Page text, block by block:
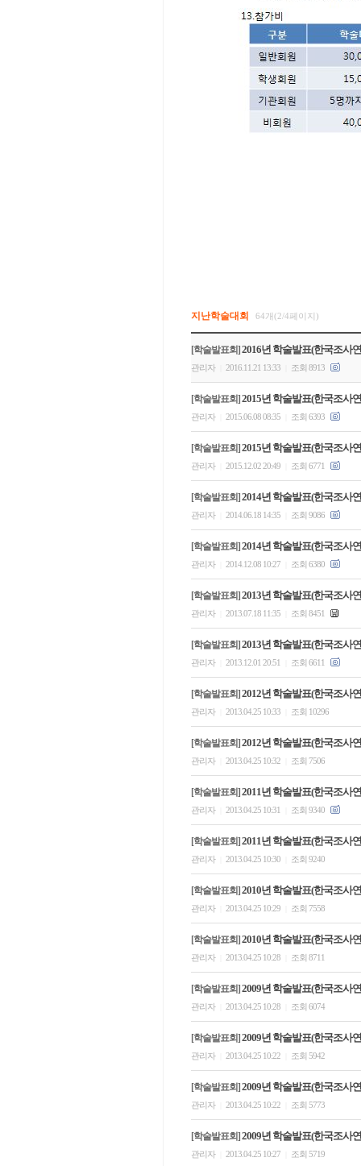
지난학술대회 64개(2/4페이지)
[학술발표회] 2016년 학술발표(한국조사
관리자 2016.11.21 13:33 조회 8913
[학술발표회] 2015년 학술발표(한국조사
관리자 2015.06.08 08:35 조회 6393
[학술발표회] 2015년 학술발표(한국조사
관리자 2015.12.02 20:49 조회 6771
[학술발표회] 2014년 학술발표(한국조사
관리자 2014.06.18 14:35 조회 9086
[학술발표회] 2014년 학술발표(한국조사
관리자 2014.12.08 10:27 조회 6380
[학술발표회] 2013년 학술발표(한국조사
관리자 2013.07.18 11:35 조회 8451
[학술발표회] 2013년 학술발표(한국조사
관리자 2013.12.01 20:51 조회 6611
[학술발표회] 2012년 학술발표(한국조사
관리자 2013.04.25 10:33 조회 10296
[학술발표회] 2012년 학술발표(한국조사
관리자 2013.04.25 10:32 조회 7506
[학술발표회] 2011년 학술발표(한국조사
관리자 2013.04.25 10:31 조회 9340
[학술발표회] 2011년 학술발표(한국조사
관리자 2013.04.25 10:30 조회 9240
[학술발표회] 2010년 학술발표(한국조사
관리자 2013.04.25 10:29 조회 7558
[학술발표회] 2010년 학술발표(한국조사
관리자 2013.04.25 10:28 조회 8711
[학술발표회] 2009년 학술발표(한국조사
관리자 2013.04.25 10:28 조회 6074
[학술발표회] 2009년 학술발표(한국조사
관리자 2013.04.25 10:22 조회 5942
[학술발표회] 2009년 학술발표(한국조사
관리자 2013.04.25 10:22 조회 5773
[학술발표회] 2009년 학술발표(한국조사
관리자 2013.04.25 10:27 조회 5719